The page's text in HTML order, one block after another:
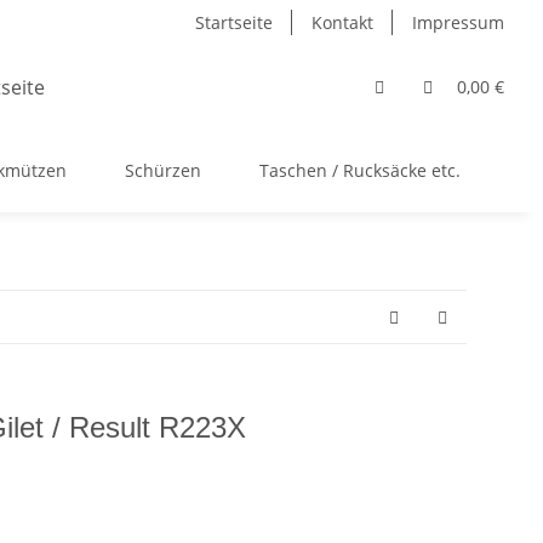
Startseite Kontakt Impressum
0,00 €
Schürzen Taschen / Rucksäcke etc.
/ Result R223X